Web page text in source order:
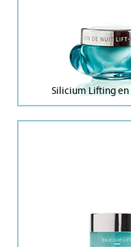
Silicium Lifting